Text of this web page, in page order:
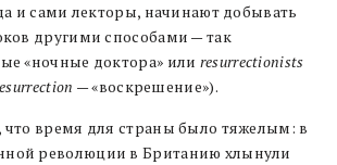
и сами лекторы, начинают добывать
другими способами — так
«ночные доктора» или resurrectionists
— «воскрешение»).
время для страны было тяжелым: в
революции в Британию хлынули